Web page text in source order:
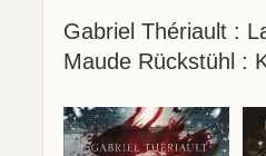
Gabriel Thériault :
Maude Rückstühl :